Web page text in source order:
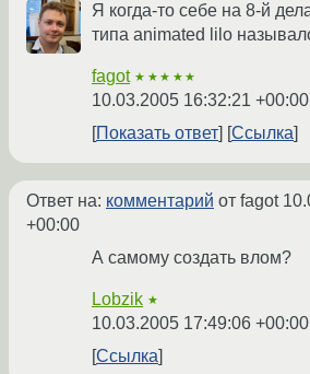
Я когда-то себе на 8-й
типа animated lilo
fagot ★★★★★
10.03.2005 16:32:21 +00:00
Показать ответ
Ссылка
Ответ на: комментарий от fagot
+00:00
А самому создать влом?
Lobzik ★
10.03.2005 17:49:06 +00:00
Ссылка